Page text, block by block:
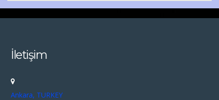
İletişim
Ankara, TURKEY